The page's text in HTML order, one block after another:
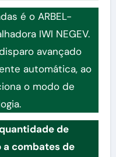
é o ARBEL-
IWI NEGEV.
avançado
automática, ao
o modo de
de
combates de